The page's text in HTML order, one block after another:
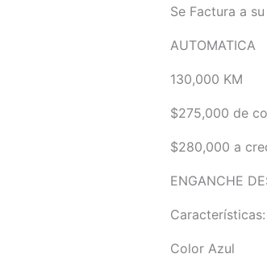
Se Factura a
AUTOMATICA
130,000 KM
$275,000 de
$280,000 a
ENGANCHE
Características:
Color Azul